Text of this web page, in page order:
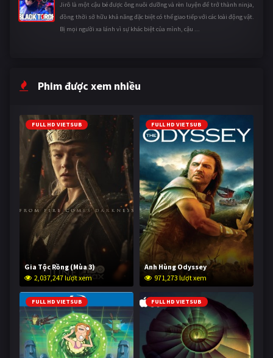
Jirô là một cậu bé được ông nuôi dưỡng và rèn luyện để trở thành ninja,
đồng thời sở hữu khả năng đặc biệt có thể giao tiếp với các loài động vật.
Bị mọi người xa lánh vì sự khác biệt của mình, cậu ...
Phim được xem nhiều
FULL HD VIETSUB
Gia Tộc Rồng (Mùa 3)
2,037,247 lượt xem
FULL HD VIETSUB
Anh Hùng Odyssey
971,273 lượt xem
FULL HD VIETSUB FULL HD VIETSUB